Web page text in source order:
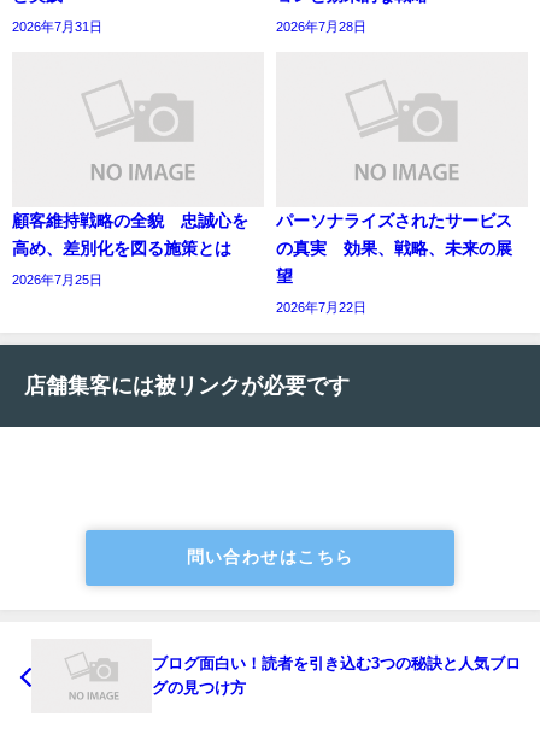
2026年7月31日 2026年7月28日
顧客維持戦略の全貌 忠誠心を
高め、差別化を図る施策とは
2026年7月25日
パーソナライズされたサービス
の真実 効果、戦略、未来の展
望
2026年7月22日
店舗集客には被リンクが必要です
問い合わせはこちら
ブログ面白い！読者を引き込む3つの秘訣と人気ブロ
グの見つけ方